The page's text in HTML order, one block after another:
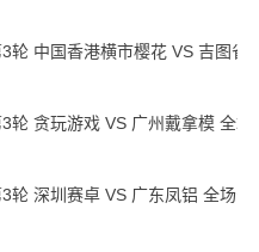
轮 中国香港横市樱花 VS 吉图省
贪玩游戏 VS 广州戴拿模 全场
深圳赛卓 VS 广东凤铝 全场录